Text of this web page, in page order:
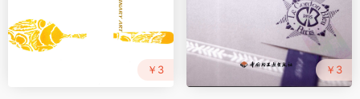
￥3 ￥3